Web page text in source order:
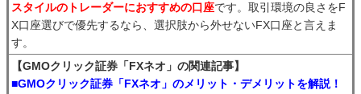
スタイルのトレーダーにおすすめの口座です。取引環境の良さをF
X口座選びで優先するなら、選択肢から外せないFX口座と言えま
す。
【GMOクリック証券「FXネオ」の関連記事】
■GMOクリック証券「FXネオ」のメリット・デメリットを解説！